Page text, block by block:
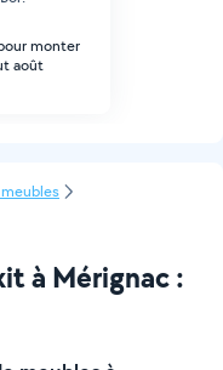
monter
août
à Mérignac :